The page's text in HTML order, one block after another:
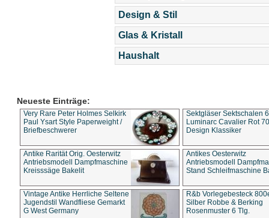
Design & Stil
Glas & Kristall
Haushalt
Neueste Einträge:
Very Rare Peter Holmes Selkirk
Paul Ysart Style Paperweight /
Briefbeschwerer
Sektgläser Sektschalen
Luminarc Cavalier Rot
Design Klassiker
Antike Rarität Orig. Oesterwitz
Antriebsmodell Dampfmaschine
Kreisssäge Bakelit
Antikes Oesterwitz
Antriebsmodell
Stand Schleifmaschine
Vintage Antike Herrliche Seltene
Jugendstil Wandfliese Gemarkt
G West Germany
R&b Vorlegebesteck
Silber Robbe & Berking
Rosenmuster 6 Tlg.